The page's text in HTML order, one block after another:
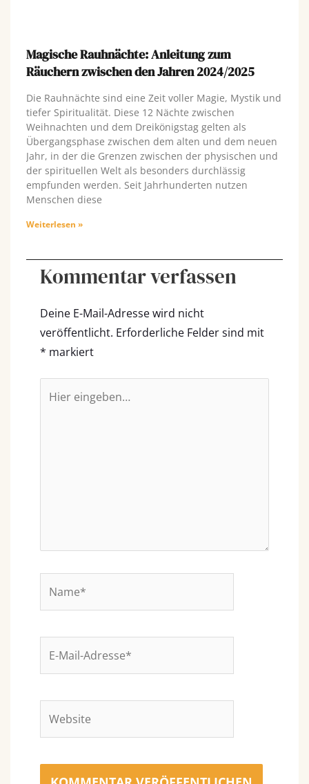
Magische Rauhnächte: Anleitung zum
Räuchern zwischen den Jahren 2024/2025
Die Rauhnächte sind eine Zeit voller Magie, Mystik und
tiefer Spiritualität. Diese 12 Nächte zwischen
Weihnachten und dem Dreikönigstag gelten als
Übergangsphase zwischen dem alten und dem neuen
Jahr, in der die Grenzen zwischen der physischen und
der spirituellen Welt als besonders durchlässig
empfunden werden. Seit Jahrhunderten nutzen
Menschen diese
Weiterlesen »
Kommentar verfassen
Deine E-Mail-Adresse wird nicht
veröffentlicht. Erforderliche Felder sind mit
* markiert
eingeben…